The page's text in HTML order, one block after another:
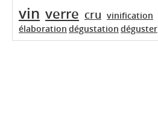
vin verre cru vinification
élaboration dégustation déguster